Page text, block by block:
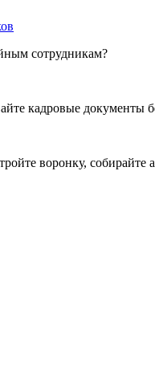
сотрудникам?
кадровые документы
воронку, собирайте